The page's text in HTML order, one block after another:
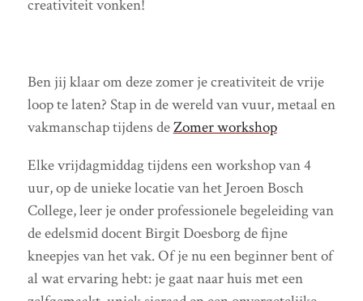
creativiteit vonken!
Ben jij klaar om deze zomer je creativiteit de vrije
loop te laten? Stap in de wereld van vuur, metaal en
vakmanschap tijdens deZomer workshop
Elke vrijdagmiddag tijdens een workshop van 4
uur, op de unieke locatie van het Jeroen Bosch
College, leer je onder professionele begeleiding van
de edelsmid docent Birgit Doesborg de fijne
kneepjes van het vak. Of je nu een beginner bent of
al wat ervaring hebt: je gaat naar huis met een